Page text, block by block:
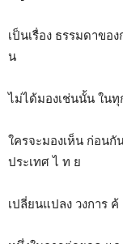
เป็นเรื่อง ธรรมดาขอ
น
ไม่ได้มองเช่นนั้น ใน
ใครจะมองเห็น ก่อนกั
ประเทศ ไ ท ย
เปลี่ยนแปลง วงการ